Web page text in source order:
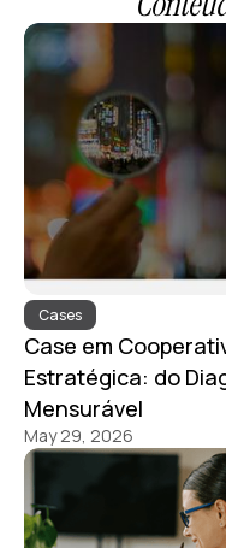
Cases
Case em
Estratégica: do
Mensurável​
May 29, 2026